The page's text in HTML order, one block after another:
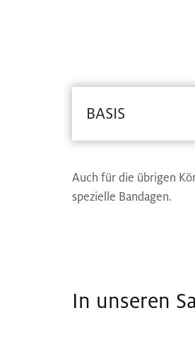
BASIS
Auch für die übrigen
spezielle Bandagen.
In unseren